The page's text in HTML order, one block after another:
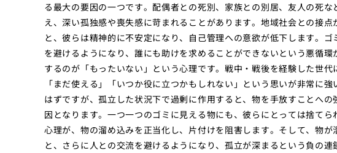
る最大の要因の一つです。配偶者との死別、家族との別居、友人の死
え、深い孤独感や喪失感に苛まれることがあります。地域社会との接
と、彼らは精神的に不安定になり、自己管理への意欲が低下します。
を避けるようになり、誰にも助けを求めることができないという悪循
するのが「もったいない」という心理です。戦中・戦後を経験した世
「まだ使える」「いつか役に立つかもしれない」という思いが非常に
はずですが、孤立した状況下で過剰に作用すると、物を手放すことへ
因となります。一つ一つのゴミに見える物にも、彼らにとっては捨て
心理が、物の溜め込みを正当化し、片付けを阻害します。そして、物
と、さらに人との交流を避けるようになり、孤立が深まるという負の